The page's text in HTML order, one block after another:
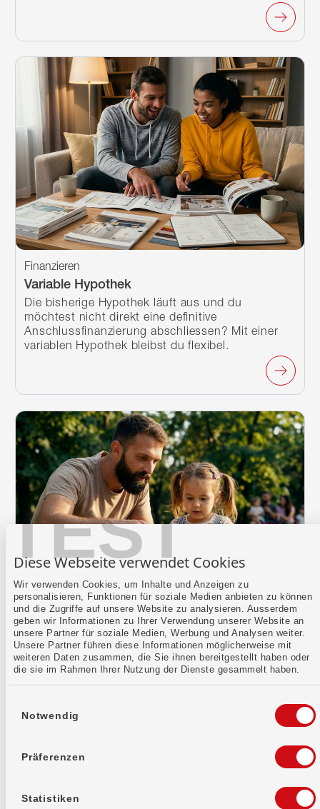
TEST
Diese Webseite verwendet Cookies
Wir verwenden Cookies, um Inhalte und Anzeigen zu
personalisieren, Funktionen für soziale Medien anbieten zu können
und die Zugriffe auf unsere Website zu analysieren. Ausserdem
geben wir Informationen zu Ihrer Verwendung unserer Website an
unsere Partner für soziale Medien, Werbung und Analysen weiter.
Unsere Partner führen diese Informationen möglicherweise mit
weiteren Daten zusammen, die Sie ihnen bereitgestellt haben oder
die sie im Rahmen Ihrer Nutzung der Dienste gesammelt haben.
Notwendig
Präferenzen
Statistiken
Variable Hypothek
Finanzieren
Die bisherige Hypothek läuft aus und du
möchtest nicht direkt eine definitive
Anschlussfinanzierung abschliessen? Mit einer
variablen Hypothek bleibst du flexibel.
Festhypothek
Finanzieren
Das Budget exakt kalkulieren und vor steigenden
Zinsen geschützt sein: Mit unseren
Festhypotheken hast du eine stabile Grundlage